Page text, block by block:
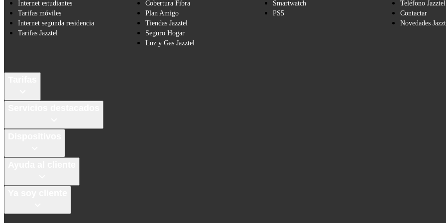
Internet estudiantes
Tarifas móviles
Internet segunda residencia
Tarifas Jazztel
Cobertura Fibra
Plan Amigo
Tiendas Jazztel
Seguro Hogar
Luz y Gas Jazztel
Smartwatch
PS5
Teléfono Jazztel
Contactar
Novedades